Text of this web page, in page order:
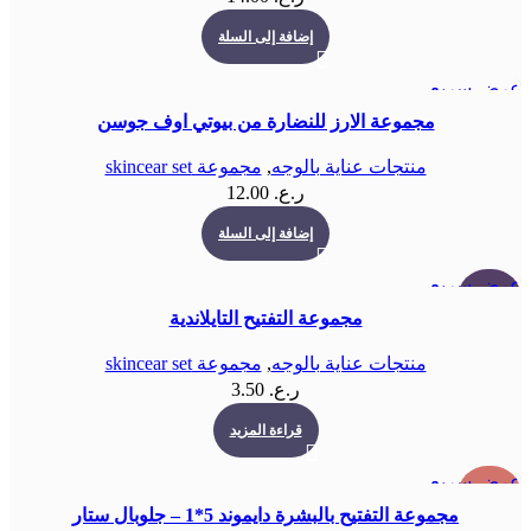
إضافة إلى السلة
عرض سريع
مجموعة الارز للنضارة من بيوتي اوف جوسن
منتجات عناية بالوجه, مجموعة skincear set
ر.ع.
إضافة إلى السلة
عرض سريع
مجموعة التفتيح التايلاندية
منتجات عناية بالوجه, مجموعة skincear set
ر.ع.
قراءة المزيد
عرض سريع
مجموعة التفتيح بالبشرة دايموند 5*1 – جلوبال ستار